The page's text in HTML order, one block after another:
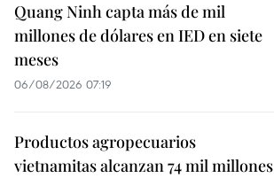
Quang Ninh capta más de mil
millones de dólares en IED en siete
meses
06/08/2026 07:19
Productos agropecuarios
vietnamitas alcanzan 74 mil millones